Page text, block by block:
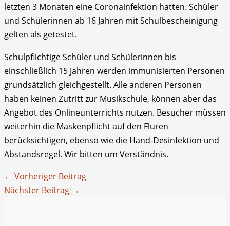
letzten 3 Monaten eine Coronainfektion hatten. Schüler
und Schülerinnen ab 16 Jahren mit Schulbescheinigung
gelten als getestet.
Schulpflichtige Schüler und Schülerinnen bis
einschließlich 15 Jahren werden immunisierten Personen
grundsätzlich gleichgestellt. Alle anderen Personen
haben keinen Zutritt zur Musikschule, können aber das
Angebot des Onlineunterrichts nutzen. Besucher müssen
weiterhin die Maskenpflicht auf den Fluren
berücksichtigen, ebenso wie die Hand-Desinfektion und
Abstandsregel. Wir bitten um Verständnis.
← Vorheriger Beitrag
Nächster Beitrag →